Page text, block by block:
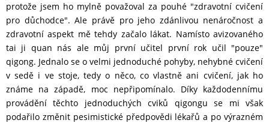
protože jsem ho mylně považoval za pouhé "zdravotní cvičení
pro důchodce". Ale právě pro jeho zdánlivou nenáročnost a
zdravotní aspekt mě tehdy začalo lákat. Namísto avizovaného
tai ji quan nás ale můj první učitel první rok učil "pouze"
qigong. Jednalo se o velmi jednoduché pohyby, nehybné cvičení
v sedě i ve stoje, tedy o něco, co vlastně ani cvičení, jak ho
známe na západě, moc nepřipomínalo. Díky každodennímu
provádění těchto jednoduchých cviků qigongu se mi však
podařilo změnit pesimistické předpovědi lékařů a po výrazném